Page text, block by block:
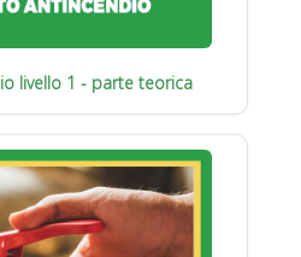
livello 1 - parte teorica